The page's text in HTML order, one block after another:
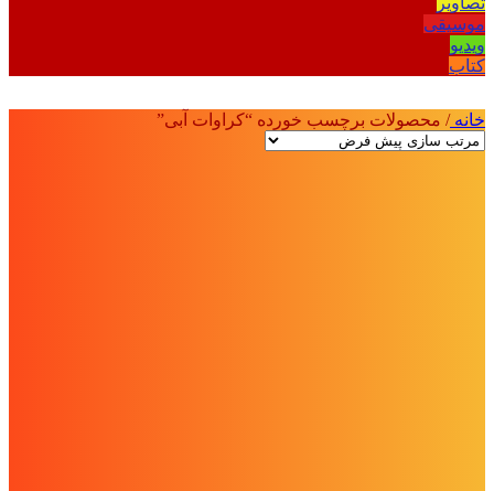
موسیقی
ویدیو
کتاب
خانه/ محصولات برچسب خورده “کراوات آبی”